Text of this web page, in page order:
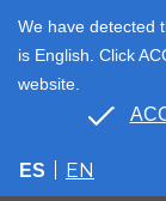
ES EN
We have detected
is English. Click
website.